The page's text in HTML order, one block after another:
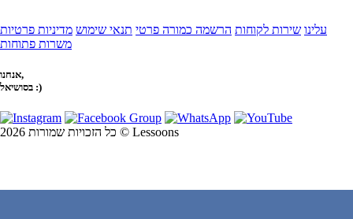
עלינו שירות לקוחות הרשמה כמורה פרטי תנאי שימוש מדיניות פרטיות
משרות פתוחות
אנחנו,
בסושיאל :)
כל הזכויות שמורות 2026 © Lessoons